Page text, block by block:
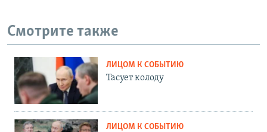
Смотрите также
ЛИЦОМ К СОБЫТИЮ
Тасует колоду
ЛИЦОМ К СОБЫТИЮ